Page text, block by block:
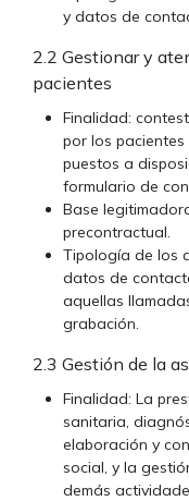
y datos de
2.2 Gestionar y
pacientes
Finalidad:
por los
puestos a
formulario de
Base
precontractual.
Tipología de los
datos de
aquellas
grabación.
2.3 Gestión de la
Finalidad: La
sanitaria,
elaboración y
social, y la
demás